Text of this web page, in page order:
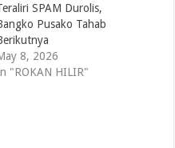
SPAM Durolis,
Pusako Tahab
8, 2026
"ROKAN HILIR"